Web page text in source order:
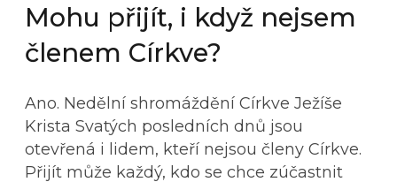
Mohu přijít, i když nejsem
členem Církve?
Ano. Nedělní shromáždění Církve Ježíše
Krista Svatých posledních dnů jsou
otevřená i lidem, kteří nejsou členy Církve.
Přijít může každý, kdo se chce zúčastnit